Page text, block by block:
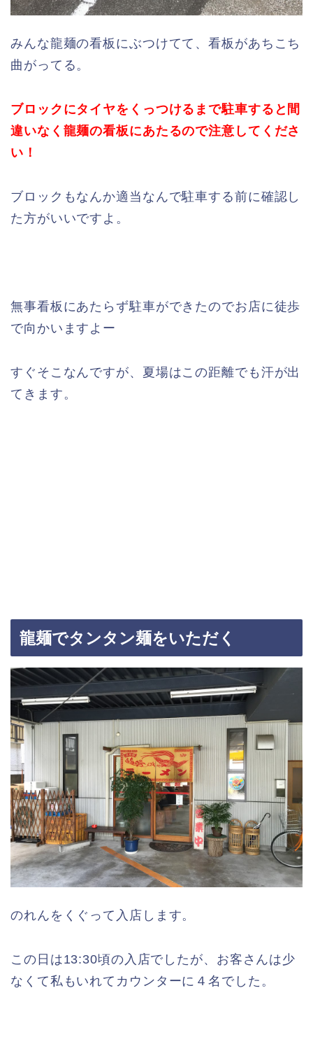
みんな龍麺の看板にぶつけてて、看板があちこち
曲がってる。
ブロックにタイヤをくっつけるまで駐車すると間
違いなく龍麺の看板にあたるので注意してくださ
い！
ブロックもなんか適当なんで駐車する前に確認し
た方がいいですよ。
無事看板にあたらず駐車ができたのでお店に徒歩
で向かいますよー
すぐそこなんですが、夏場はこの距離でも汗が出
てきます。
龍麺でタンタン麺をいただく
のれんをくぐって入店します。
この日は13:30頃の入店でしたが、お客さんは少
なくて私もいれてカウンターに４名でした。